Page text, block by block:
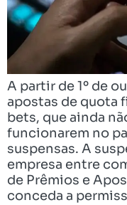
A partir de 1º de
apostas de quota
bets, que ainda
funcionarem no
suspensas. A
empresa entre
de Prêmios e
conceda a